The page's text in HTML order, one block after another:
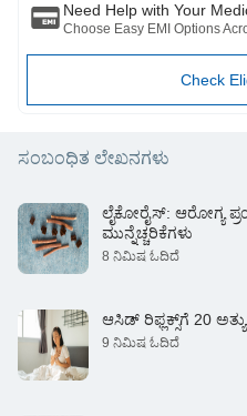
ಒದಗಿಸಲಾದ ಸೇವೆಗಳು.
Need Help with Your
Choose Easy EMI Options
Check
ಸಂಬಂಧಿತ ಲೇಖನಗಳು
ಲೈಕೋರೈಸ್: ಆರೋಗ್ಯ
ಮುನ್ನೆಚ್ಚರಿಕೆಗಳು
8 ನಿಮಿಷ ಓದಿದೆ
ಆಸಿಡ್ ರಿಫ್ಲಕ್ಸ್‌ಗೆ 20
9 ನಿಮಿಷ ಓದಿದೆ